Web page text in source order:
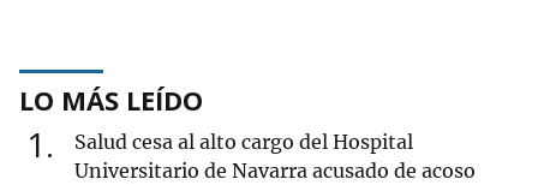
LO MÁS LEÍDO
1
Salud cesa al alto cargo del Hospital
Universitario de Navarra acusado de acoso